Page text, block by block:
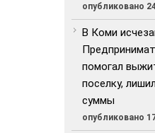
опубликовано
В Коми
помогал
поселку,
суммы
опубликовано